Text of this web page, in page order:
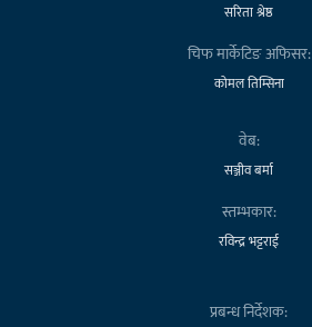
सरिता श्रेष्ठ
चिफ मार्केटिङ अफिसर:
कोमल तिम्सिना
वेब:
सञ्जीव बर्मा
स्तम्भकार:
रविन्द्र भट्टराई
प्रबन्ध निर्देशक: